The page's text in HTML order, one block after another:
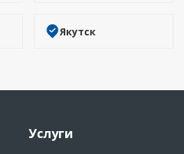
Якутск
Услуги